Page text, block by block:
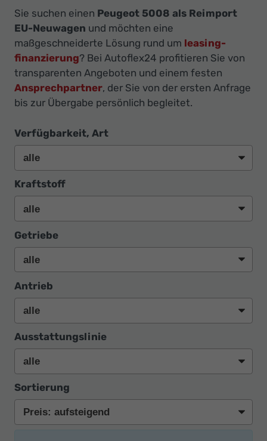
Sie suchen einen Peugeot 5008 als Reimport
EU-Neuwagen und möchten eine
maßgeschneiderte Lösung rund um leasing-
finanzierung? Bei Autoflex24 profitieren Sie von
transparenten Angeboten und einem festen
Ansprechpartner, der Sie von der ersten Anfrage
bis zur Übergabe persönlich begleitet.
Verfügbarkeit, Art
Kraftstoff
Getriebe
Antrieb
Ausstattungslinie
Sortierung